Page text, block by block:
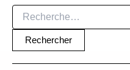
Rechercher :